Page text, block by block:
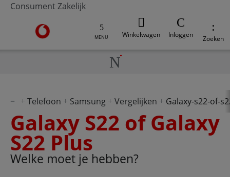
Consument Zakelijk
Ga naar de Vodafone homepage
MENU Winkelwagen Inloggen Zoeken
Telefoon Samsung Vergelijken Galaxy-s22-of-
Galaxy S22 of Galaxy
S22 Plus
Welke moet je hebben?